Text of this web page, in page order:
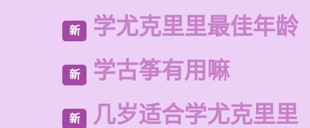
新 学尤克里里最佳年龄
新 学古筝有用嘛
新 几岁适合学尤克里里